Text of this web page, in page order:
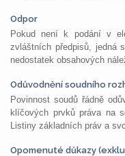
Odpor
Pokud není k podání v
zvláštních předpisů, jedná
nedostatek obsahových
Odůvodnění soudního
Povinnost soudů řádně
klíčových prvků práva na
Listiny základních práv a
Opomenuté důkazy